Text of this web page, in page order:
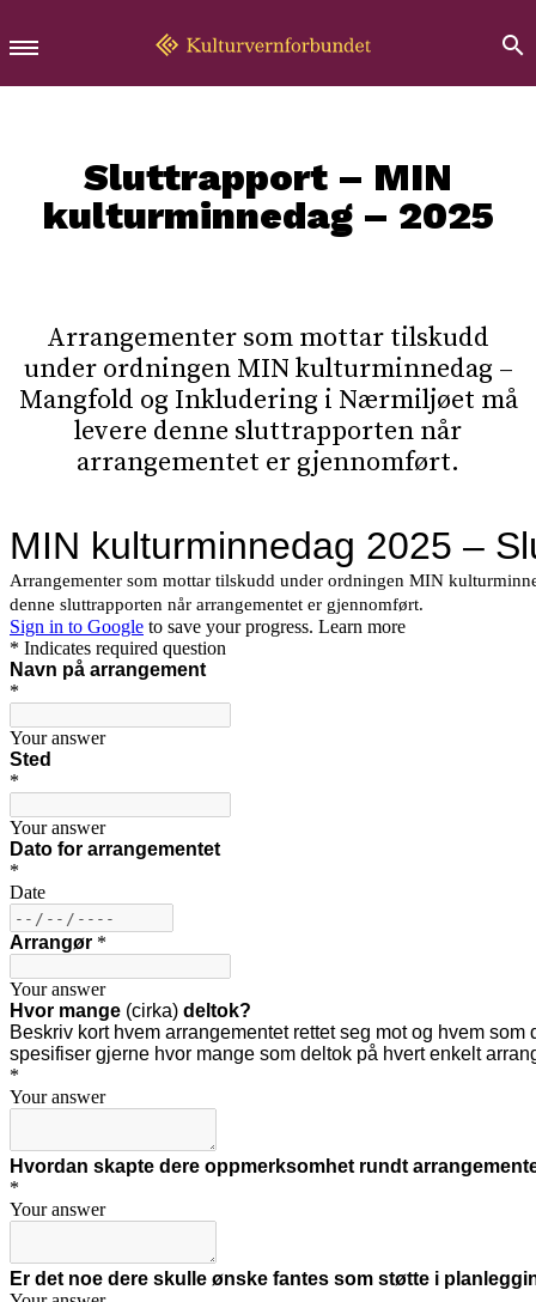
Sluttrapport – MIN
kulturminnedag – 2025
Arrangementer som mottar tilskudd
under ordningen MIN kulturminnedag –
Mangfold og Inkludering i Nærmiljøet må
levere denne sluttrapporten når
arrangementet er gjennomført.